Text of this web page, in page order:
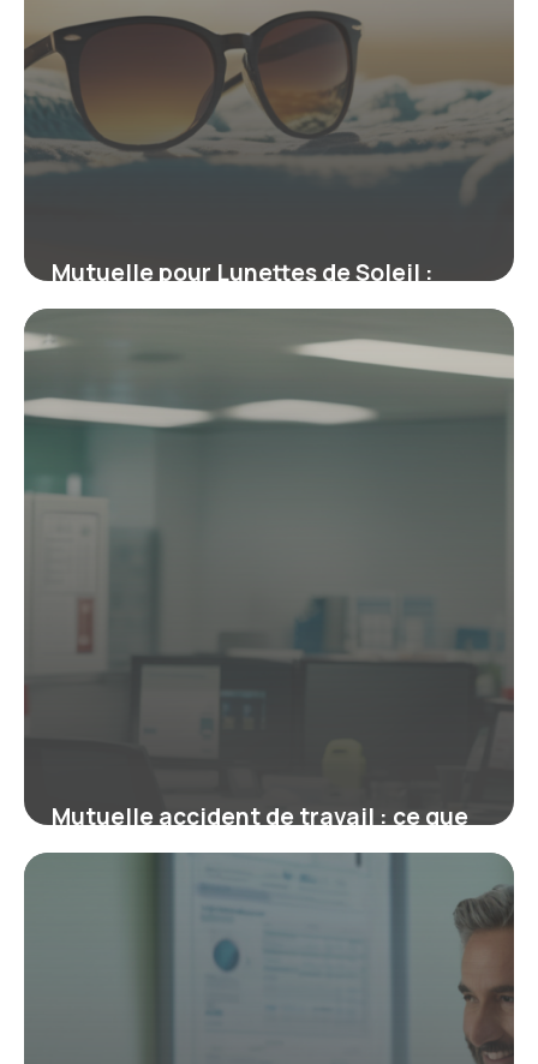
Mutuelle pour Lunettes de Soleil :
Pourquoi elle protège votre santé
visuelle
Mutuelle accident de travail : ce que
salariés et employeurs doivent savoir